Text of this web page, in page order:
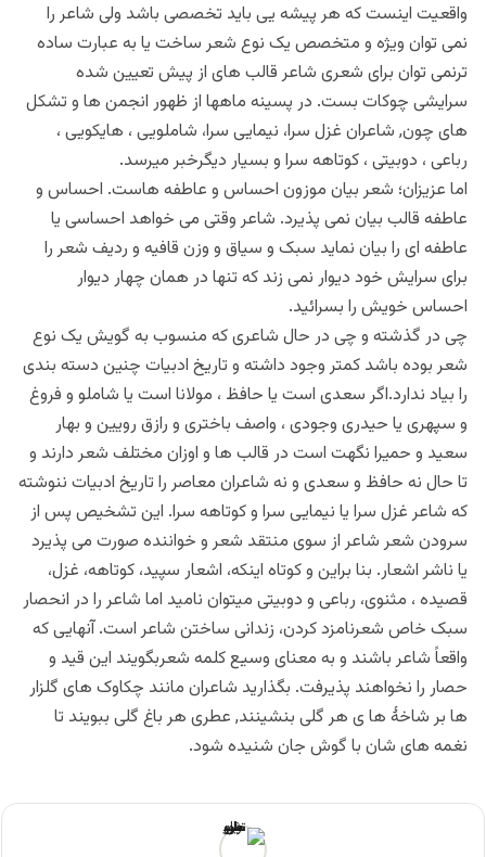
واقعیت اینست که هر پیشه یی باید تخصصی باشد ولی شاعر را
نمی توان ویژه و متخصص یک نوع شعر ساخت یا به عبارت ساده
ترنمی توان برای شعری شاعر قالب های از پیش تعیین شده
سرایشی چوکات بست. در پسینه ماهها از ظهور انجمن ها و تشکل
های چون, شاعران غزل سرا، نیمایی سرا، شاملویی ، هایکویی ،
رباعی ، دوبیتی ، کوتاهه سرا و بسیار دیگرخبر میرسد.
اما عزیزان؛ شعر بیان موزون احساس و عاطفه هاست. احساس و
عاطفه قالب بیان نمی پذیرد. شاعر وقتی می خواهد احساسی یا
عاطفه ای را بیان نماید سبک و سیاق و وزن قافیه و ردیف شعر را
برای سرایش خود دیوار نمی زند که تنها در همان چهار دیوار
احساس خویش را بسرائید.
چی در گذشته و چی در حال شاعری که منسوب به گویش یک نوع
شعر بوده باشد کمتر وجود داشته و تاریخ ادبیات چنین دسته بندی
را بیاد ندارد.اگر سعدی است یا حافظ ، مولانا است یا شاملو و فروغ
و سپهری یا حیدری وجودی ، واصف باختری و رازق رویین و بهار
سعید و حمیرا نگهت است در قالب ها و اوزان مختلف شعر دارند و
تا حال نه حافظ و سعدی و نه شاعران معاصر را تاریخ ادبیات ننوشته
که شاعر غزل سرا یا نیمایی سرا و کوتاهه سرا. این تشخیص پس از
سرودن شعر شاعر از سوی منتقد شعر و خواننده صورت می پذیرد
یا ناشر اشعار. بنا براین و کوتاه اینکه، اشعار سپید، کوتاهه، غزل،
قصیده ، مثنوی، رباعی و دوبیتی میتوان نامید اما شاعر را در انحصار
سبک خاص شعرنامزد کردن، زندانی ساختن شاعر است. آنهایی که
واقعاً شاعر باشند و به معنای وسیع کلمه شعربگویند این قید و
حصار را نخواهند پذیرفت. بگذارید شاعران مانند چکاوک های گلزار
ها بر شاخۀ ها ی هر گلی بنشینند, عطری هر باغ گلی ببویند تا
نغمه های شان با گوش جان شنیده شود.